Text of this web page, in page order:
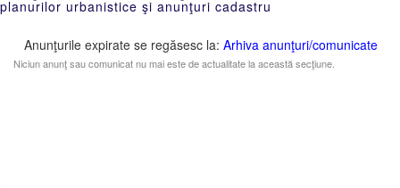
planurilor urbanistice şi anunţuri cadastru
Anunţurile expirate se regăsesc la: Arhiva anunţuri/comunicate
Niciun anunţ sau comunicat nu mai este de actualitate la această secţiune.